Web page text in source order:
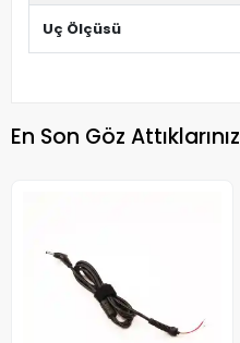
Uç Ölçüsü
En Son Göz Attıklarınız